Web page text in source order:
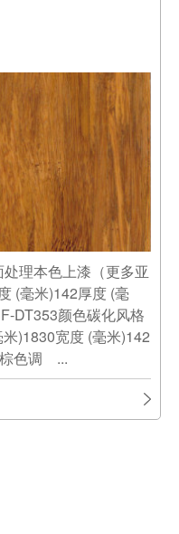
理本色上漆（更多亚
(毫米)142厚度 (毫
DT353颜色碳化风格
)1830宽度 (毫米)142
棕色调 ...